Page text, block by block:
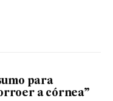
para
a córnea”